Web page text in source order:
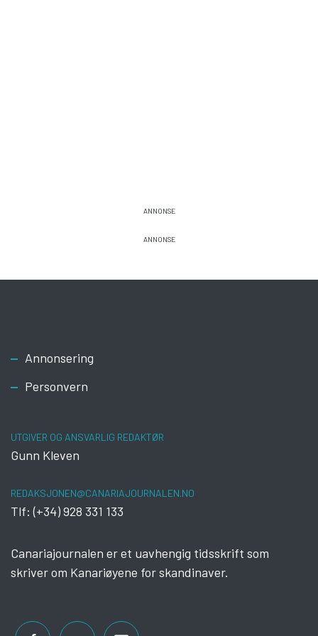
Footer
Annonsering
Personvern
UTGIVER OG ANSVARLIG REDAKTØR
Gunn Kleven
REDAKSJONEN@CANARIAJOURNALEN.NO
Tlf: (+34) 928 331 133
Canariajournalen er et uavhengig tidsskrift som
skriver om Kanariøyene for skandinaver.